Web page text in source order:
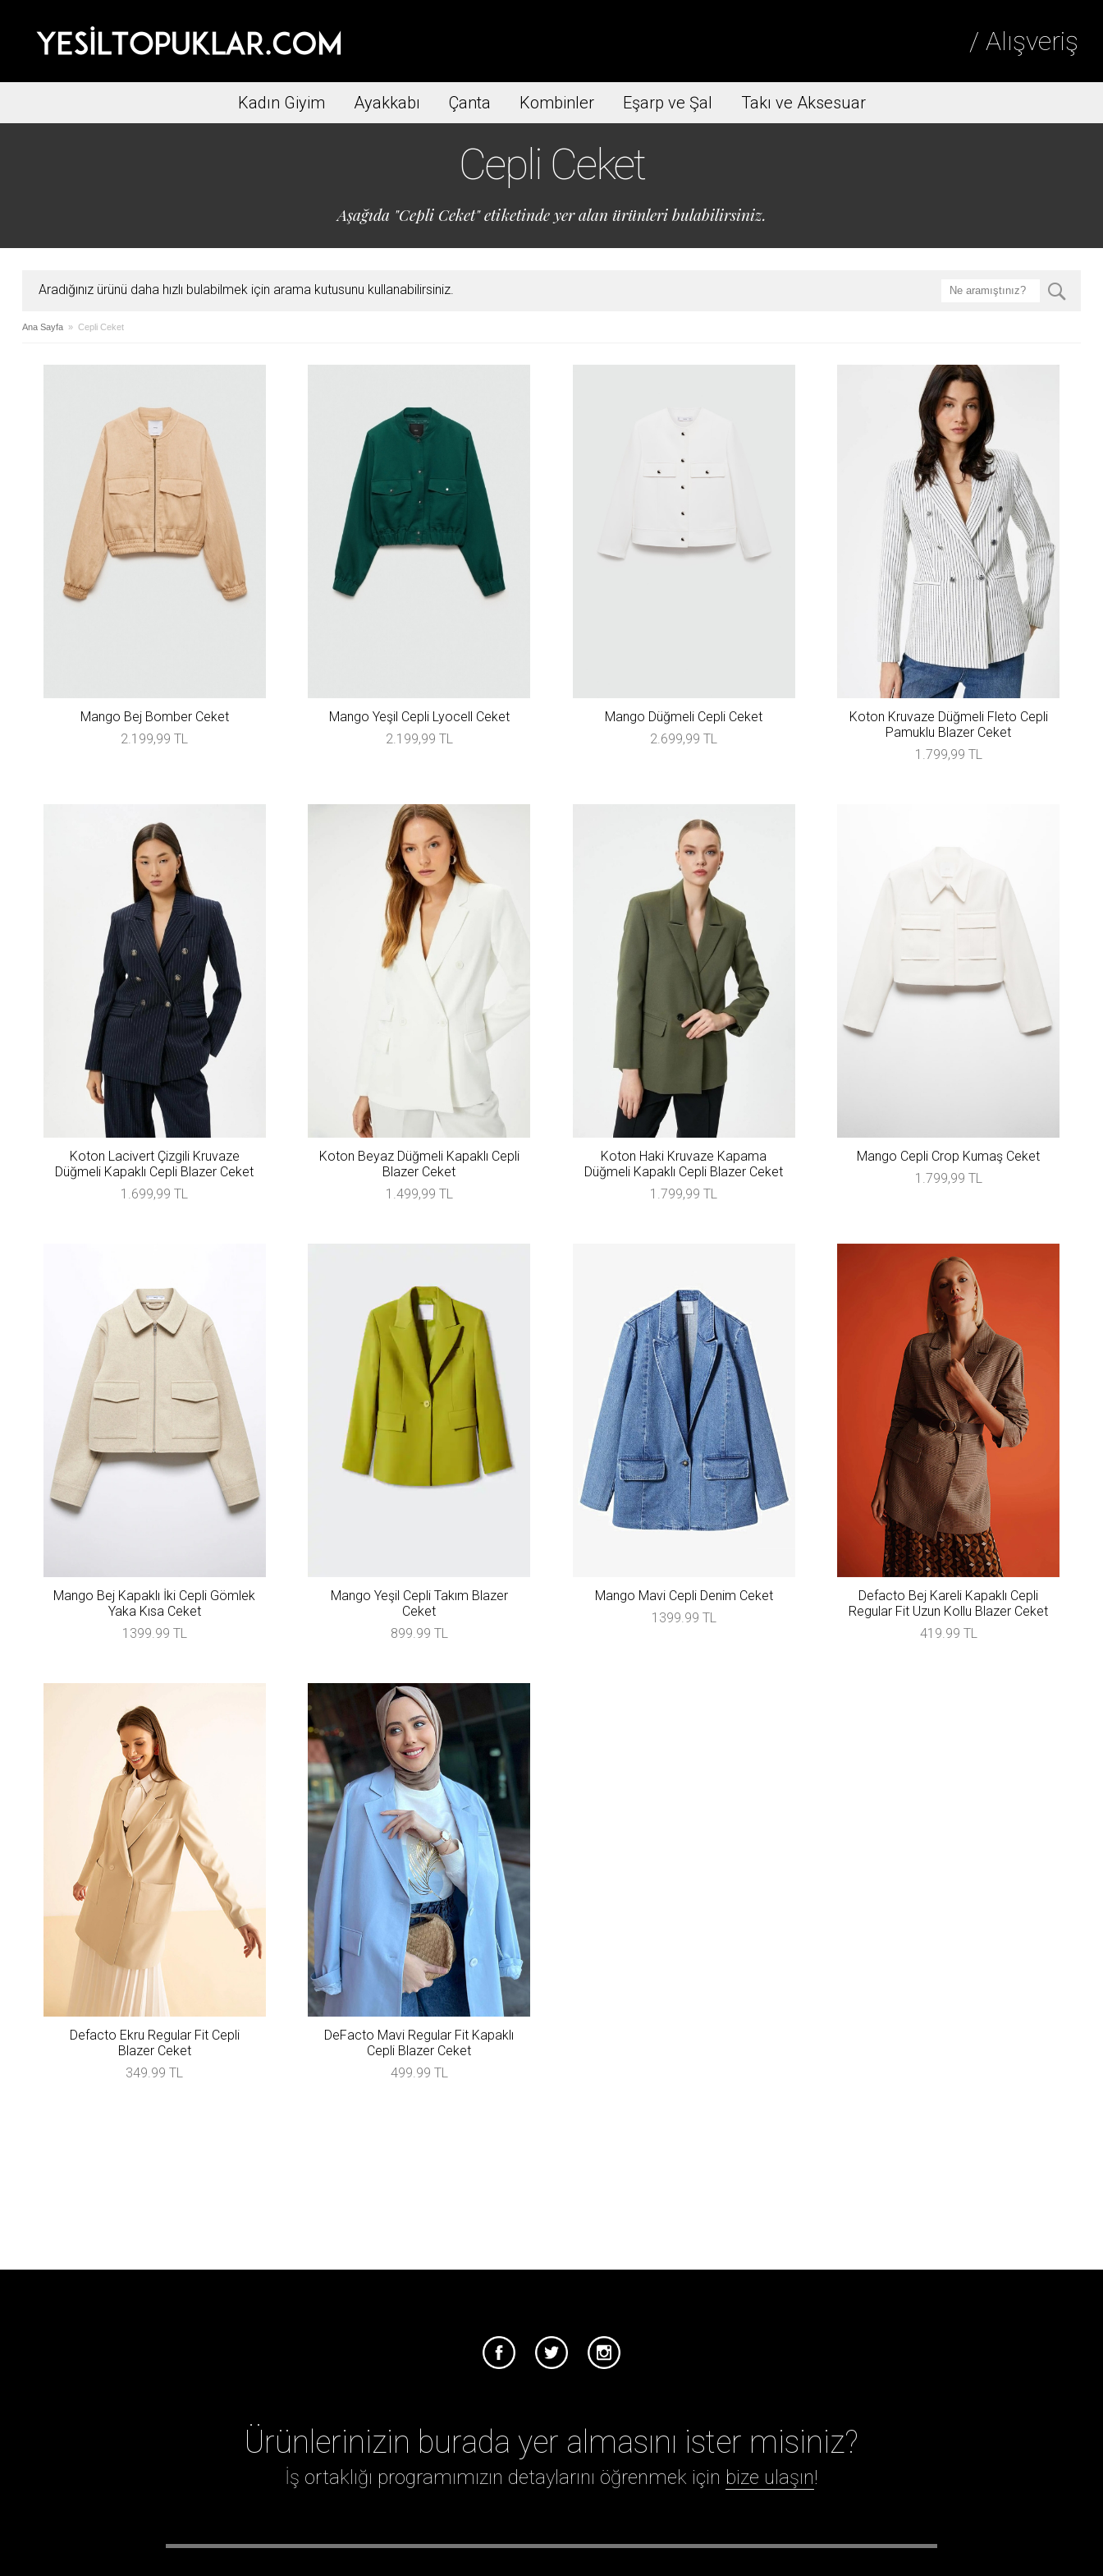
/ Alışveriş
Kadın Giyim Ayakkabı Çanta Kombinler Eşarp ve Şal Takı ve Aksesuar
Cepli Ceket
Aşağıda "Cepli Ceket" etiketinde yer alan ürünleri bulabilirsiniz.
Aradığınız ürünü daha hızlı bulabilmek için arama kutusunu kullanabilirsiniz.
Ana Sayfa» Cepli Ceket
Mango Bej Bomber Ceket
2.199,99 TL
Mango Yeşil Cepli Lyocell Ceket
2.199,99 TL
Mango Düğmeli Cepli Ceket
2.699,99 TL
Koton Kruvaze Düğmeli Fleto Cepli
Pamuklu Blazer Ceket
1.799,99 TL
Koton Lacivert Çizgili Kruvaze
Düğmeli Kapaklı Cepli Blazer Ceket
1.699,99 TL
Koton Beyaz Düğmeli Kapaklı Cepli
Blazer Ceket
1.499,99 TL
Koton Haki Kruvaze Kapama
Düğmeli Kapaklı Cepli Blazer Ceket
1.799,99 TL
Mango Cepli Crop Kumaş Ceket
1.799,99 TL
Mango Bej Kapaklı İki Cepli Gömlek
Yaka Kısa Ceket
1399.99 TL
Mango Yeşil Cepli Takım Blazer
Ceket
899.99 TL
Mango Mavi Cepli Denim Ceket
1399.99 TL
Defacto Bej Kareli Kapaklı Cepli
Regular Fit Uzun Kollu Blazer Ceket
419.99 TL
Defacto Ekru Regular Fit Cepli
Blazer Ceket
349.99 TL
DeFacto Mavi Regular Fit Kapaklı
Cepli Blazer Ceket
499.99 TL
Ürünlerinizin burada yer almasını ister misiniz?
İş ortaklığı programımızın detaylarını öğrenmek için bize ulaşın!